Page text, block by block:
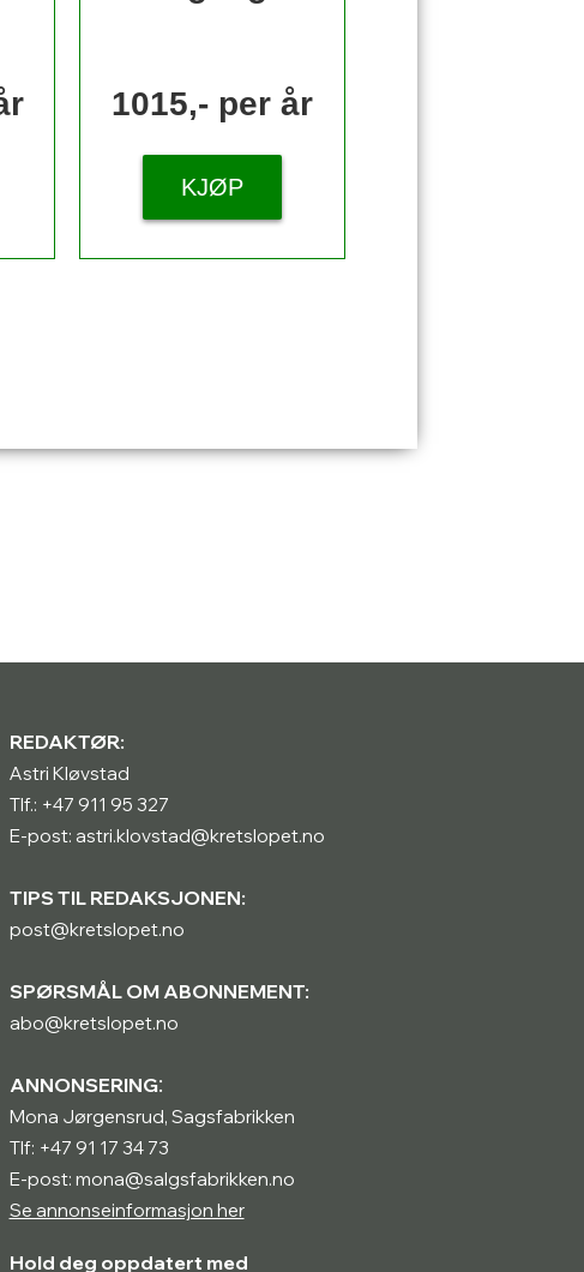
1015,- per år
KJØP
REDAKTØR:
Astri Kløvstad
Tlf.: +47 911 95 327
E-post: astri.klovstad@kretslopet.no
TIPS TIL REDAKSJONEN:
post@kretslopet.no
SPØRSMÅL OM ABONNEMENT:
abo@kretslopet.no
ANNONSERING:
Mona Jørgensrud, Sagsfabrikken
Tlf: +47 91 17 34 73
E-post: mona@salgsfabrikken.no
Se annonseinformasjon her
Hold deg oppdatert med